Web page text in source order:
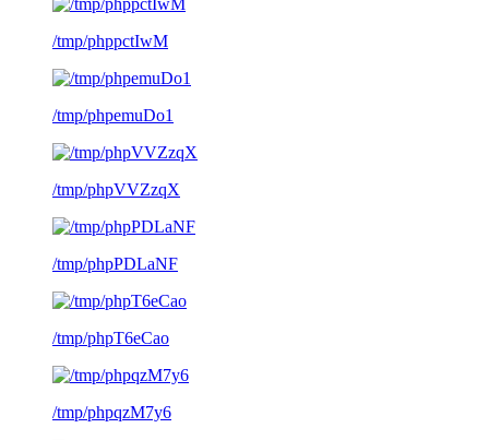
/tmp/phppctIwM
/tmp/phpemuDo1
/tmp/phpVVZzqX
/tmp/phpPDLaNF
/tmp/phpT6eCao
/tmp/phpqzM7y6